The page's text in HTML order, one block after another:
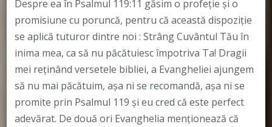
Despre ea în Psalmul 119:11 găsim o profeție și o
promisiune cu poruncă, pentru că această dispoziție
se aplică tuturor dintre noi : Strâng Cuvântul Tău în
inima mea, ca să nu păcătuiesc împotriva Ta! Dragii
mei reținând versetele bibliei, a Evangheliei ajungem
să nu mai păcătuim, așa ni se recomandă, așa ni se
promite prin Psalmul 119 și eu cred că este perfect
adevărat. De două ori Evanghelia menţionează că